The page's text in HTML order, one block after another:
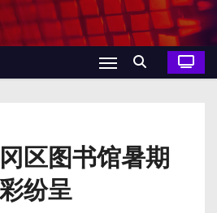
区图书馆暑期
纷呈